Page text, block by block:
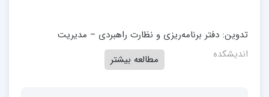
تدوین: دفتر برنامه‌ریزی و نظارت راهبردی – مدیریت
اندیشکده
مطالعه بیشتر